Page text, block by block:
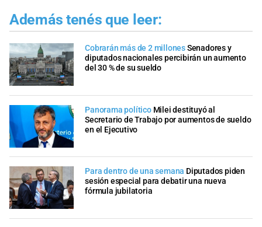
Además tenés que leer:
Cobrarán más de 2 millonesSenadores y
diputados nacionales percibirán un aumento
del 30 % de su sueldo
Panorama político Milei destituyó al
Secretario de Trabajo por aumentos de sueldo
en el Ejecutivo
Para dentro de una semana Diputados piden
sesión especial para debatir una nueva
fórmula jubilatoria